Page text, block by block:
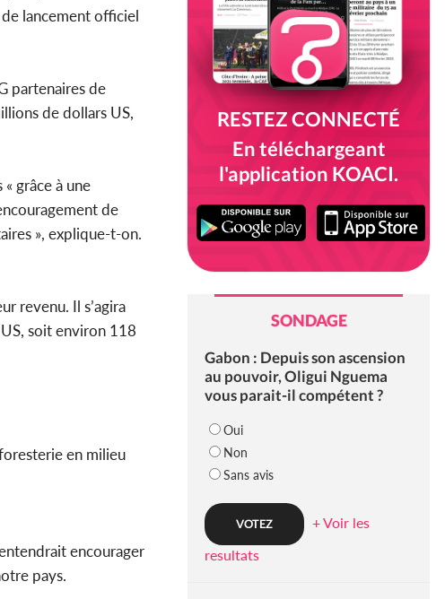
lancement officiel
partenaires de
de dollars US,
grâce à une
de
», explique-t-on.
revenu. Il s’agira
soit environ 118
en milieu
encourager
pays.
RESTEZ CONNECTÉ
En téléchargeant
l'application KOACI.
SONDAGE
Gabon : Depuis son ascension
au pouvoir, Oligui Nguema
vous parait-il compétent ?
Oui
Non
Sans avis
+ Voir les
resultats